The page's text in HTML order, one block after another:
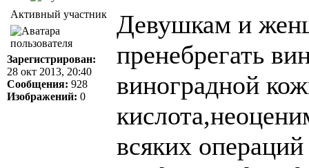
Активный участник
Зарегистрирован:
28 окт 2013, 20:40
Сообщения: 928
Изображений: 0
Девушкам и
пренебрегать
виноградной
всяких